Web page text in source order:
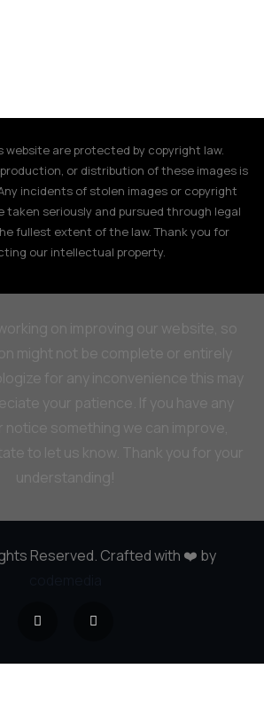
website are protected by copyright law.
or distribution of these images is
incidents of stolen images or copyright
taken seriously and pursued through legal
fullest extent of the law. Thank you for
our intellectual property.
on improving our website, so
might not be complete or entirely
for any inconvenience this may
your patience. If you have any
something we can improve,
to let us know. Thank you for your
understanding!
Reserved. Crafted with ❤️ by